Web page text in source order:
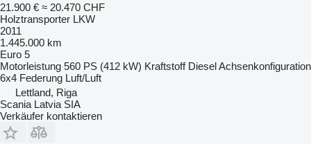
21.900 € ≈ 20.470 CHF
Holztransporter LKW
2011
1.445.000 km
Euro 5
Motorleistung 560 PS (412 kW) Kraftstoff DieselAchsenkonfiguration
6x4 Federung Luft/Luft
Lettland, Riga
Scania Latvia SIA
Verkäufer kontaktieren